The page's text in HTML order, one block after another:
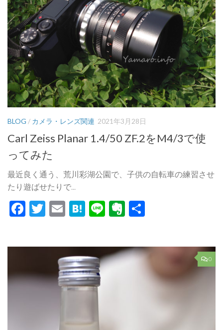
BLOG / カメラ・レンズ関連 2021年3月28日
Carl Zeiss Planar 1.4/50 ZF.2をM4/3で使
ってみた
最近良く通う、荒川彩湖公園で、子供の自転車の練習させ
たり遊ばせたりで...
Facebook
Twitter
EmailHatena
LineEvernote
0